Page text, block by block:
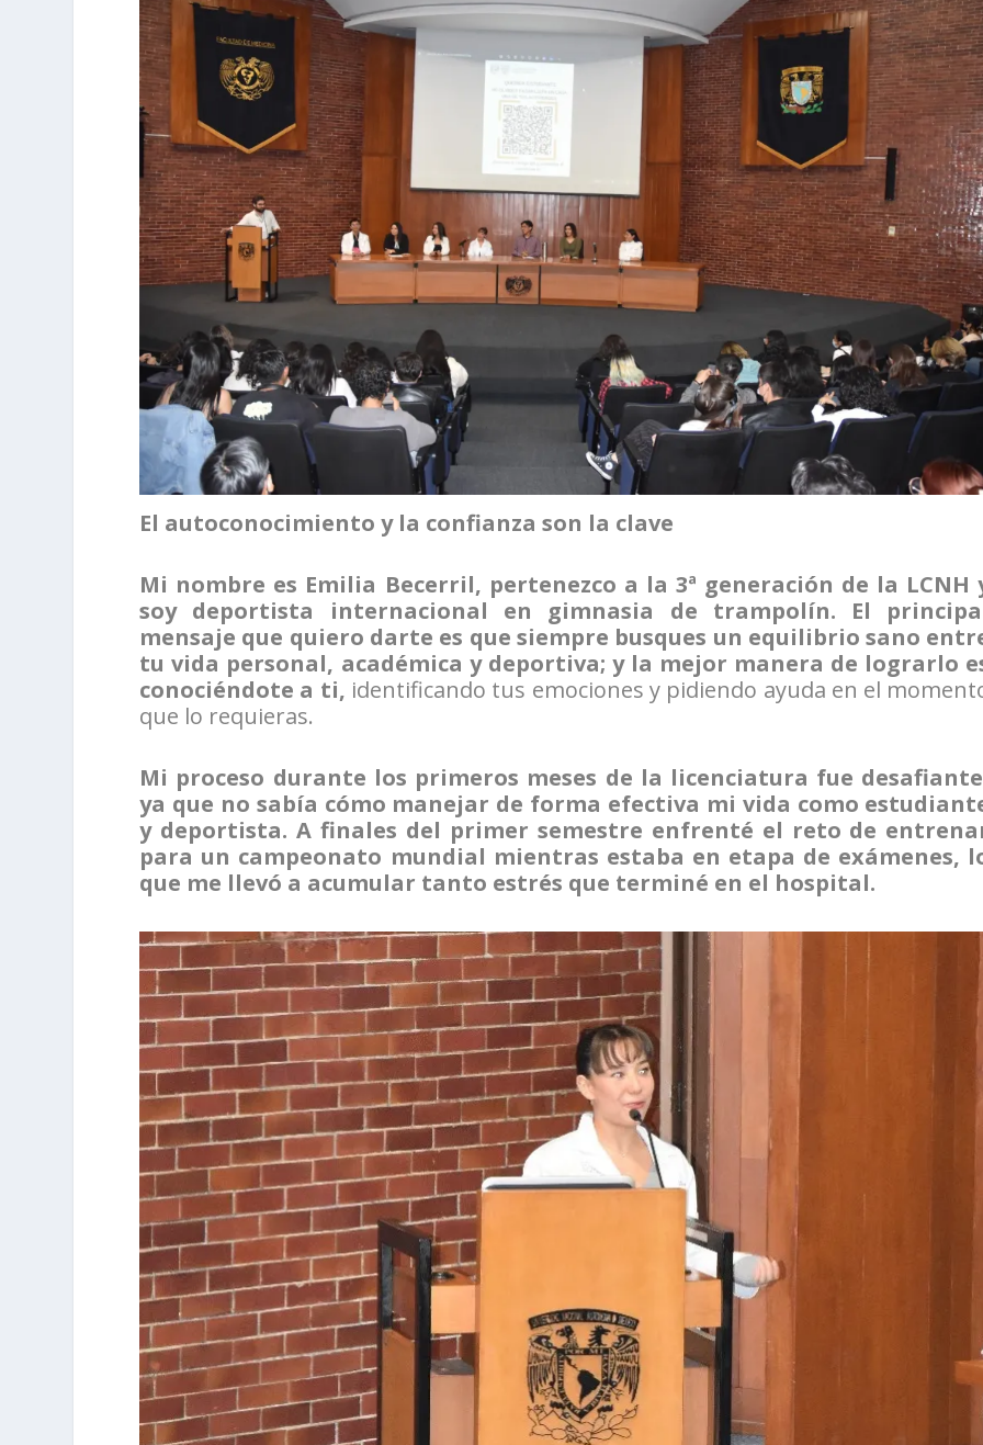
El autoconocimiento y la confianza son la clave
Mi nombre es Emilia Becerril, pertenezco a la 3ª generación de la LCNH
soy deportista internacional en gimnasia de trampolín. El
mensaje que quiero darte es que siempre busques un equilibrio sano
tu vida personal, académica y deportiva; y la mejor manera de lograrlo
conociéndote a ti, identificando tus emociones y pidiendo ayuda en el
que lo requieras.
Mi proceso durante los primeros meses de la licenciatura fue
ya que no sabía cómo manejar de forma efectiva mi vida como
y deportista. A finales del primer semestre enfrenté el reto de
para un campeonato mundial mientras estaba en etapa de exámenes,
que me llevó a acumular tanto estrés que terminé en el hospital.